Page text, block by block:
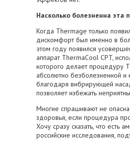
Насколько болезненна эта
Когда Thermage только
дискомфорт был именно в
этом году появился
аппарат ThermaCool CPT,
которого делает процедуру
абсолютно безболезненной и
благодаря вибрирующей
позволяет избежать
Многие спрашивают не
здоровья, если процедура
Хочу сразу сказать, что есть
российские исследования,